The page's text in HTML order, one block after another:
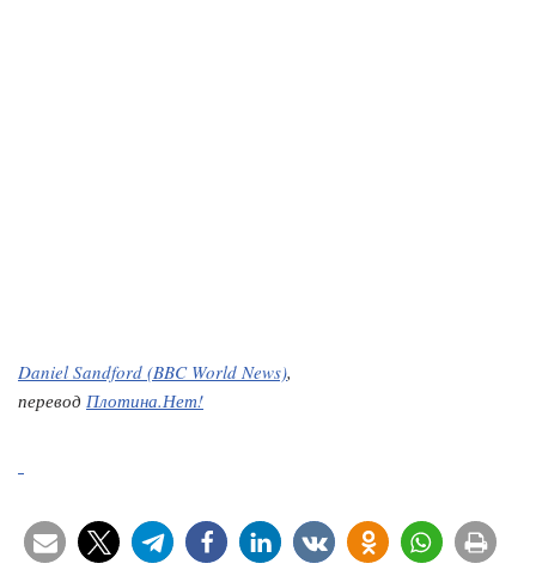
Daniel Sandford (BBC World News),
перевод Плотина.Нет!